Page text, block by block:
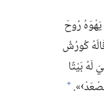
يَهْوَهُ رُوحَ
كُورُشُ
بَيْتًا
+